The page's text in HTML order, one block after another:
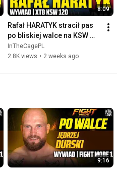
8:09
Rafał HARATYK stracił pas
po bliskiej walce na KSW
120 | Czego zabrakło? |
Trylogia pod koniec roku?
InTheCagePL
2.8K views • 2 weeks ago
9:16